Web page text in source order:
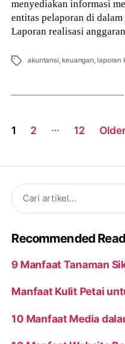
menyediakan informasi
entitas pelaporan di
Laporan realisasi
Tags akuntansi, keuangan, laporan
Posts
navigation
1 2 … 12
Search
for:
Recommended Read
9 Manfaat Tanaman
Manfaat Kulit Petai
10 Manfaat Media